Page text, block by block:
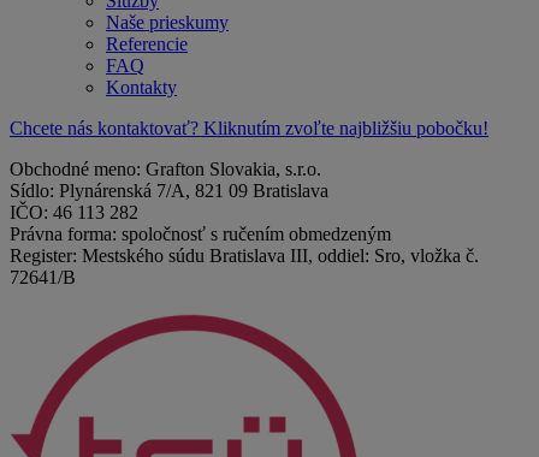
Naše prieskumy
Referencie
FAQ
Kontakty
Chcete nás kontaktovať? Kliknutím zvoľte najbližšiu pobočku!
Obchodné meno: Grafton Slovakia, s.r.o.
Sídlo: Plynárenská 7/A, 821 09 Bratislava
IČO: 46 113 282
Právna forma: spoločnosť s ručením obmedzeným
Register: Mestského súdu Bratislava III, oddiel: Sro, vložka č.
72641/B